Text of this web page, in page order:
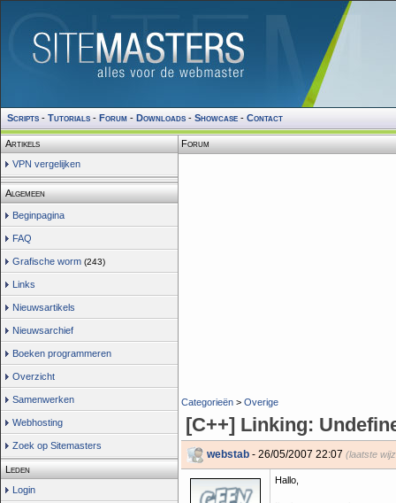
Scripts - Tutorials - Forum - Downloads - Showcase - Contact
Artikels
VPN vergelijken
Algemeen
Beginpagina
FAQ
Grafische worm (243)
Links
Nieuwsartikels
Nieuwsarchief
Boeken programmeren
Overzicht
Samenwerken
Webhosting
Zoek op Sitemasters
Leden
Login
Forum
Categorieën > Overige
[C++] Linking:
webstab - 26/05/2007 22:07 (laatste
Hallo,